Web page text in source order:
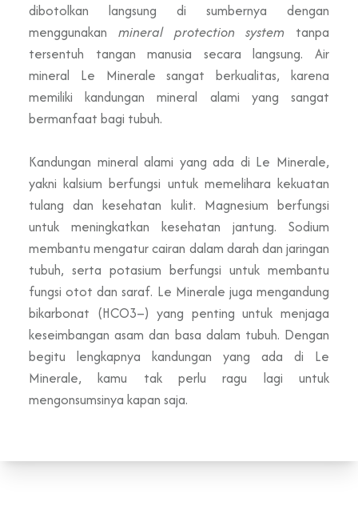
dibotolkan langsung di sumbernya dengan
menggunakan mineral protection system tanpa
tersentuh tangan manusia secara langsung. Air
mineral Le Minerale sangat berkualitas, karena
memiliki kandungan mineral alami yang sangat
bermanfaat bagi tubuh.
Kandungan mineral alami yang ada di Le Minerale,
yakni kalsium berfungsi untuk memelihara kekuatan
tulang dan kesehatan kulit. Magnesium berfungsi
untuk meningkatkan kesehatan jantung. Sodium
membantu mengatur cairan dalam darah dan jaringan
tubuh, serta potasium berfungsi untuk membantu
fungsi otot dan saraf. Le Minerale juga mengandung
bikarbonat (HCO3–) yang penting untuk menjaga
keseimbangan asam dan basa dalam tubuh. Dengan
begitu lengkapnya kandungan yang ada di Le
Minerale, kamu tak perlu ragu lagi untuk
mengonsumsinya kapan saja.